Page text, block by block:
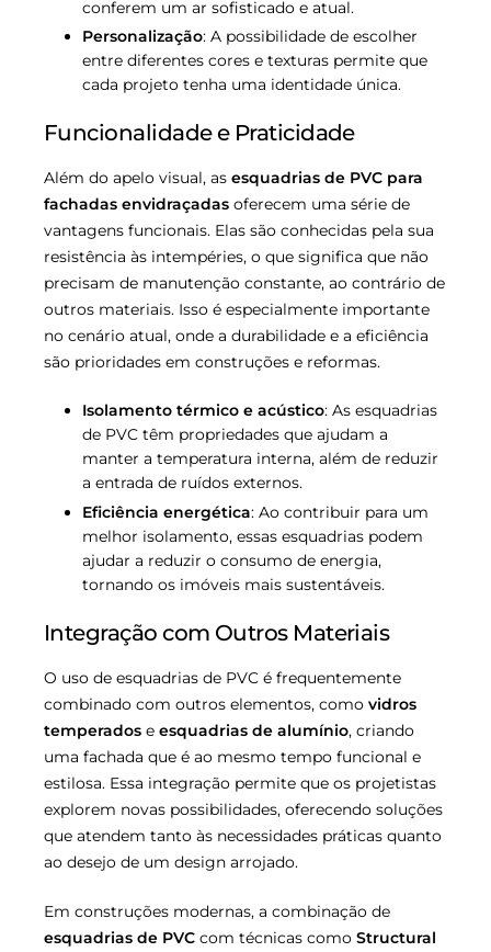
conferem um ar sofisticado e atual.
Personalização: A possibilidade de escolher
entre diferentes cores e texturas permite que
cada projeto tenha uma identidade única.
Funcionalidade e Praticidade
Além do apelo visual, as esquadrias de PVC para
fachadas envidraçadas oferecem uma série de
vantagens funcionais. Elas são conhecidas pela sua
resistência às intempéries, o que significa que não
precisam de manutenção constante, ao contrário de
outros materiais. Isso é especialmente importante
no cenário atual, onde a durabilidade e a eficiência
são prioridades em construções e reformas.
Isolamento térmico e acústico: As esquadrias
de PVC têm propriedades que ajudam a
manter a temperatura interna, além de reduzir
a entrada de ruídos externos.
Eficiência energética: Ao contribuir para um
melhor isolamento, essas esquadrias podem
ajudar a reduzir o consumo de energia,
tornando os imóveis mais sustentáveis.
Integração com Outros Materiais
O uso de esquadrias de PVC é frequentemente
combinado com outros elementos, como vidros
temperados e esquadrias de alumínio, criando
uma fachada que é ao mesmo tempo funcional e
estilosa. Essa integração permite que os projetistas
explorem novas possibilidades, oferecendo soluções
que atendem tanto às necessidades práticas quanto
ao desejo de um design arrojado.
Em construções modernas, a combinação de
esquadrias de PVC com técnicas como Structural